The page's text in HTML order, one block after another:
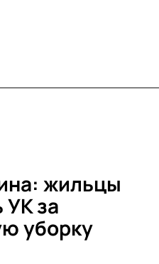
жильцы
УК за
уборку